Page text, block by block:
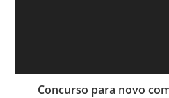
Concurso para novo